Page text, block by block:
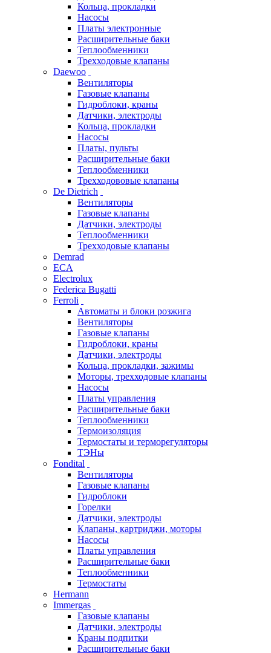
Кольца, прокладки
Насосы
Платы электронные
Расширительные баки
Теплообменники
Трехходовые клапаны
Daewoo
Вентиляторы
Газовые клапаны
Гидроблоки, краны
Датчики, электроды
Кольца, прокладки
Насосы
Платы, пульты
Расширительные баки
Теплообменники
Трехходововые клапаны
De Dietrich
Вентиляторы
Газовые клапаны
Датчики, электроды
Теплообменники
Трехходовые клапаны
Demrad
ECA
Electrolux
Federica Bugatti
Ferroli
Автоматы и блоки розжига
Вентиляторы
Газовые клапаны
Гидроблоки, краны
Датчики, электроды
Кольца, прокладки, зажимы
Моторы, трехходовые клапаны
Насосы
Платы управления
Расширительные баки
Теплообменники
Термоизоляция
Термостаты и терморегуляторы
ТЭНы
Fondital
Вентиляторы
Газовые клапаны
Гидроблоки
Горелки
Датчики, электроды
Клапаны, картриджи, моторы
Насосы
Платы управления
Расширительные баки
Теплообменники
Термостаты
Hermann
Immergas
Газовые клапаны
Датчики, электроды
Краны подпитки
Расширительные баки